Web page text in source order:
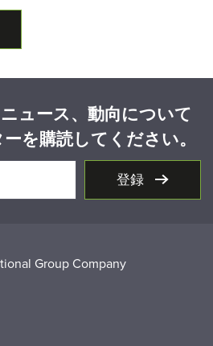
ュース、動向について
を購読してください。
登録
Group Company